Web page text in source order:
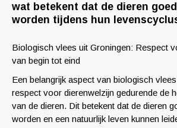
wat betekent dat de dieren
worden tijdens hun
Biologisch vlees uit Groningen: Respect
van begin tot eind
Een belangrijk aspect van biologisch
respect voor dierenwelzijn gedurende de
van de dieren. Dit betekent dat de dieren
worden en een natuurlijk leven kunnen